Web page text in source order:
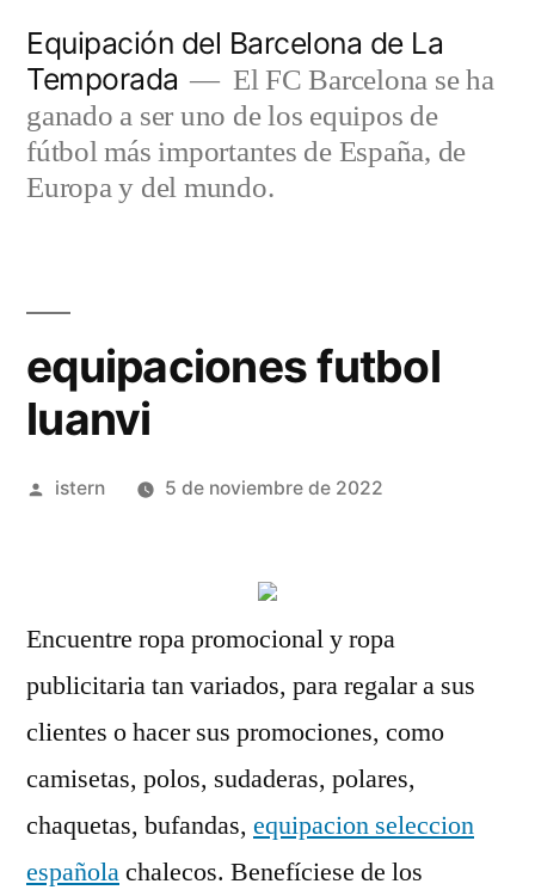
contenido
Equipación del Barcelona de La
Temporada
El FC Barcelona se ha
ganado a ser uno de los equipos de
fútbol más importantes de España, de
Europa y del mundo.
equipaciones futbol
luanvi
Publicado
istern 5 de noviembre de 2022
Encuentre ropa promocional y ropa
publicitaria tan variados, para regalar a sus
clientes o hacer sus promociones, como
camisetas, polos, sudaderas, polares,
chaquetas, bufandas, equipacion seleccion
españolachalecos. Benefíciese de los